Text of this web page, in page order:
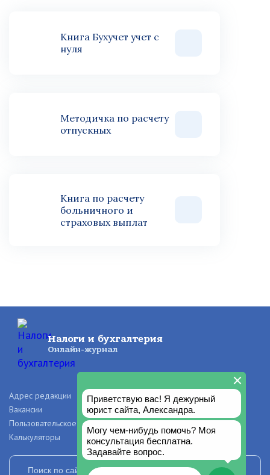
Книга Бухучет учет с
нуля
Методичка по расчету
отпускных
Книга по расчету
больничного и
страховых выплат
Налоги и бухгалтерия
Онлайн-журнал
Адрес редакции
О проекте
Вакансии
Рекламодателям
Пользовательское соглашение
Правила и авторские права
Калькуляторы